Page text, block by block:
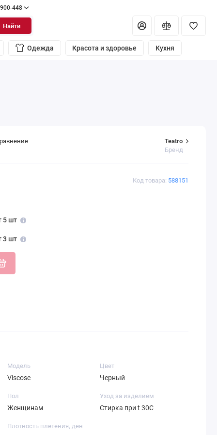
448
Найти
Одежда Красота и здоровье Кухня
Код товара: 588151
Teatro
Бренд
5 шт
3 шт
Модель
Viscose
Цвет
Черный
Пол
Женщинам
Уход за изделием
Стирка при t 30С
Плотность плетения, ден